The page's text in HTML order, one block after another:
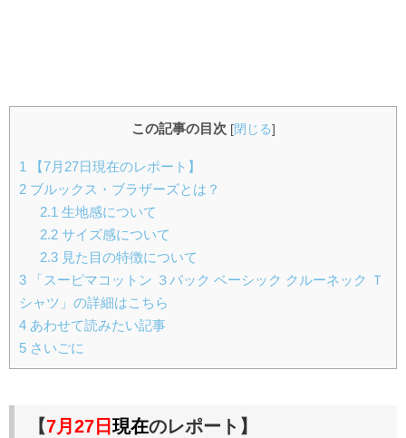
この記事の目次 [閉じる]
1
【7月27日現在のレポート】
2 ブルックス・ブラザーズとは？
2.1 生地感について
2.2サイズ感について
2.3見た目の特徴について
3 「スーピマコットン ３パック ベーシック クルーネック Ｔ
シャツ」の詳細はこちら
4 あわせて読みたい記事
5 さいごに
【7月27日現在のレポート】